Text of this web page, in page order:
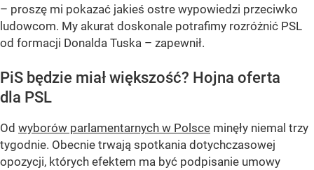
– proszę mi pokazać jakieś ostre wypowiedzi przeciwko
ludowcom. My akurat doskonale potrafimy rozróżnić PSL
od formacji Donalda Tuska – zapewnił.
PiS będzie miał większość? Hojna oferta
dla PSL
Od wyborów parlamentarnych w Polsce minęły niemal trzy
tygodnie. Obecnie trwają spotkania dotychczasowej
opozycji, których efektem ma być podpisanie umowy